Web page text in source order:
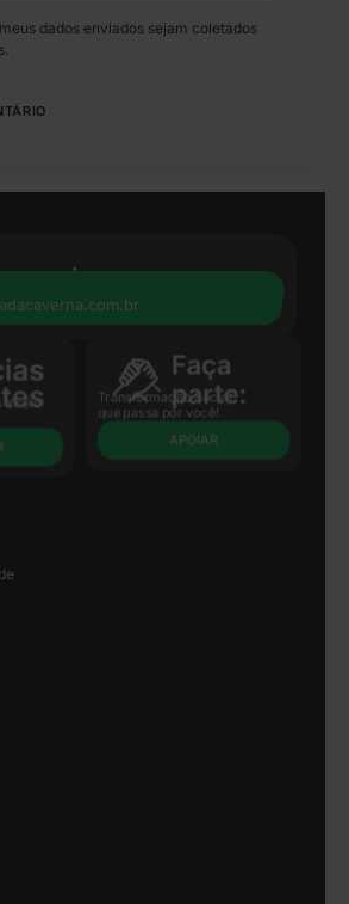
dados enviados sejam coletados
parceiro:
direto
Transformação Social
que passa por você!
APOIAR